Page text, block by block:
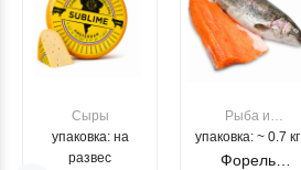
Сыры
упаковка: на
развес
Рыба и
морепродукты
упаковка: ~ 0.7 кг
Форель